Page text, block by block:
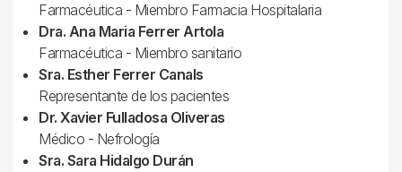
Farmacéutica - Miembro Farmacia Hospitalaria
Dra. Ana Maria Ferrer Artola
Farmacéutica - Miembro sanitario
Sra. Esther Ferrer Canals
Representante de los pacientes
Dr. Xavier Fulladosa Oliveras
Médico - Nefrología
Sra. Sara Hidalgo Durán